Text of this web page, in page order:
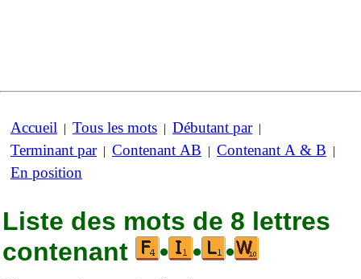
Accueil | Tous les mots | Débutant par|
Terminant par| Contenant AB | Contenant A & B |
En position
Liste des mots de 8 lettres
contenant
• • •